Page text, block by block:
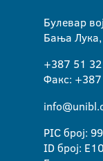
Булевар
Бања Лука,
+387 51
Факс:
PIC број:
ID број: